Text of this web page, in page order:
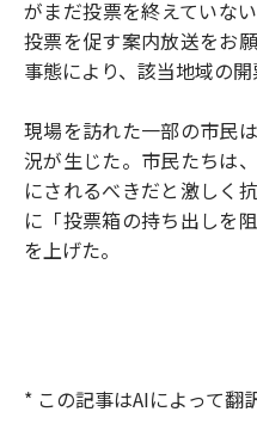
がまだ投票を終えていな
投票を促す案内放送をお
事態により、該当地域の
現場を訪れた一部の市民
況が生じた。市民たちは
にされるべきだと激しく
に「投票箱の持ち出しを
を上げた。
* この記事はAIによって翻